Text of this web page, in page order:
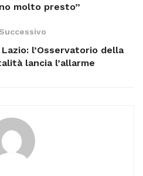
molto presto”
l’Osservatorio della
lancia l’allarme